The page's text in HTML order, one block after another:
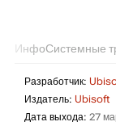
ИнфоСистемные
Разработчик:
Издатель: Ubisoft
Дата выхода: 27